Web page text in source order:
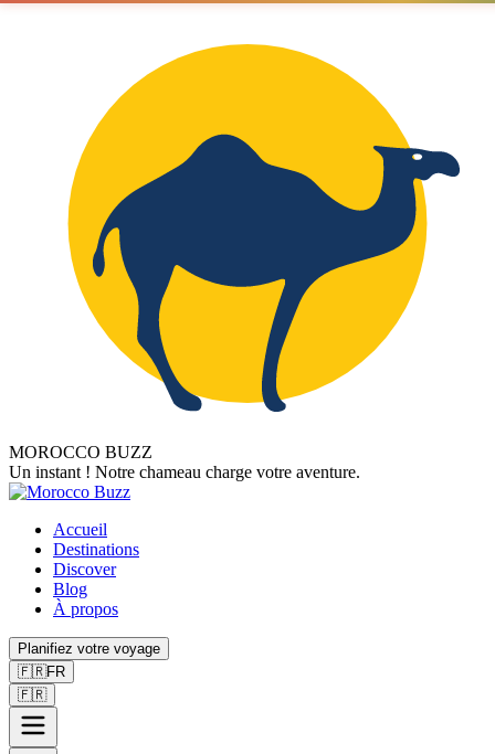
MOROCCO BUZZ
Un instant ! Notre chameau charge votre aventure.
Accueil
Destinations
Discover
Blog
À propos
Planifiez votre voyage
🇫🇷FR
🇫🇷